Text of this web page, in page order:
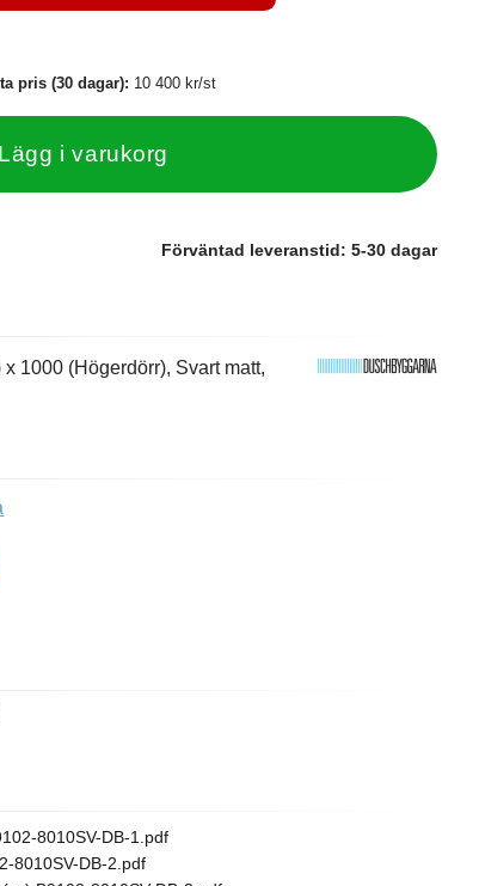
pris (30 dagar): 10 400 kr/st
Lägg i varukorg
Förväntad leveranstid: 5-30 dagar
1000 (Högerdörr), Svart matt,
8010SV-DB-1.pdf
8010SV-DB-2.pdf